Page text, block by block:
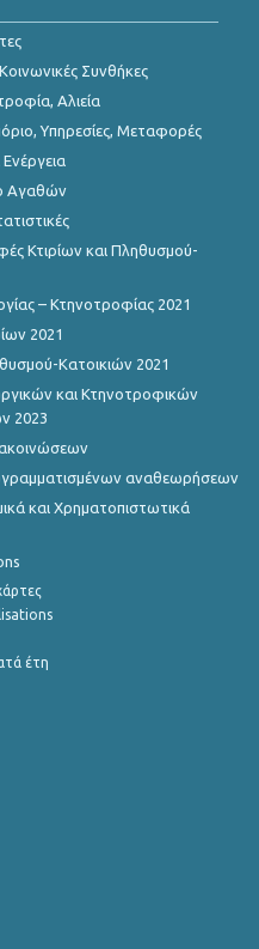
2023
2023
2023
2023
2023
2022
2022
2022
2022
2022
2022
2022
Συνθήκες
Αλιεία
Υπηρεσίες, Μεταφορές
Αγαθών
Κτιρίων και Πληθυσμού-
– Κτηνοτροφίας 2021
2021
Κατοικιών 2021
και Κτηνοτροφικών
2023
αναθεωρήσεων
και Χρηματοπιστωτικά
έτη